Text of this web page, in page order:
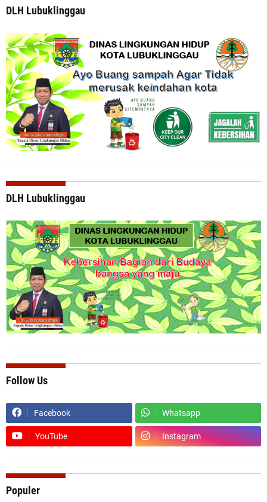
DLH Lubuklinggau
DLH Lubuklinggau
Follow Us
Facebook Whatsapp
YouTube Instagram
Populer